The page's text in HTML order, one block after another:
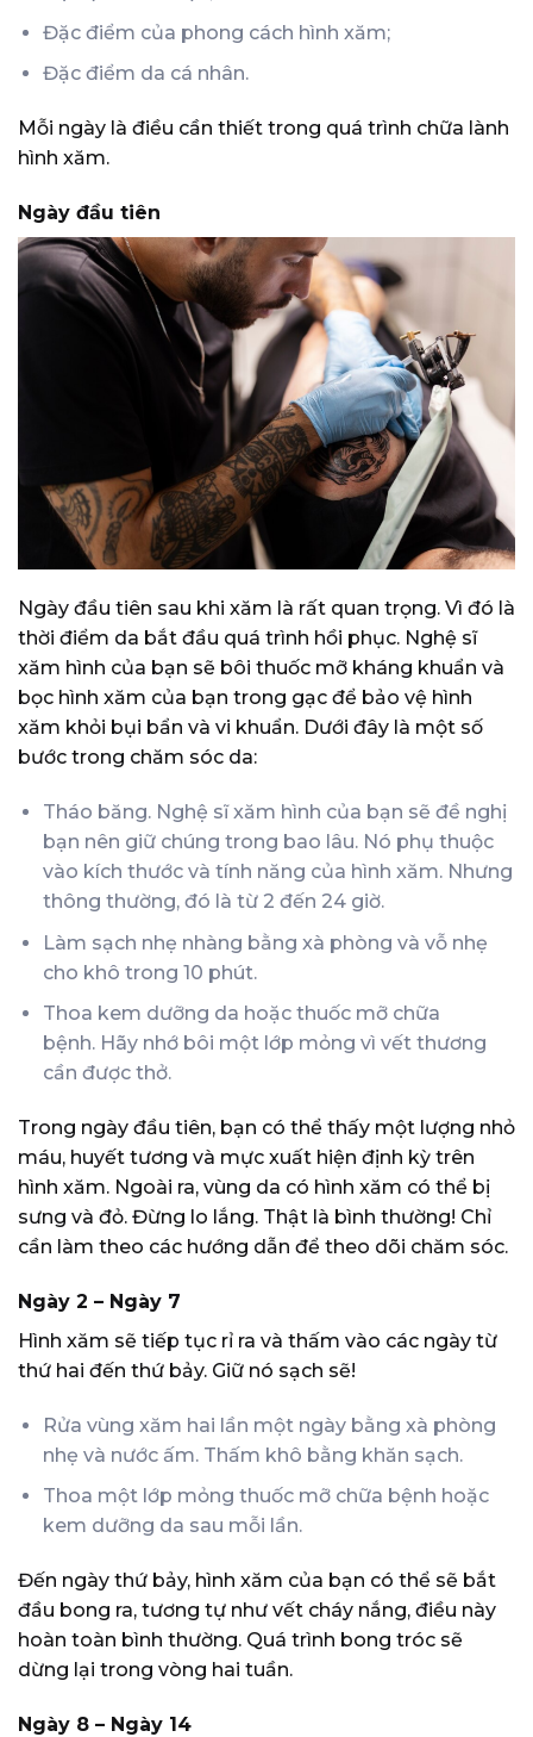
Đặc điểm của phong cách hình xăm;
Đặc điểm da cá nhân.
Mỗi ngày là điều cần thiết trong quá trình chữa lành
hình xăm.
Ngày đầu tiên
Ngày đầu tiên sau khi xăm là rất quan trọng. Vì đó là
thời điểm da bắt đầu quá trình hồi phục. Nghệ sĩ
xăm hình của bạn sẽ bôi thuốc mỡ kháng khuẩn và
bọc hình xăm của bạn trong gạc để bảo vệ hình
xăm khỏi bụi bẩn và vi khuẩn. Dưới đây là một số
bước trong chăm sóc da:
Tháo băng. Nghệ sĩ xăm hình của bạn sẽ đề nghị
bạn nên giữ chúng trong bao lâu. Nó phụ thuộc
vào kích thước và tính năng của hình xăm. Nhưng
thông thường, đó là từ 2 đến 24 giờ.
Làm sạch nhẹ nhàng bằng xà phòng và vỗ nhẹ
cho khô trong 10 phút.
Thoa kem dưỡng da hoặc thuốc mỡ chữa
bệnh. Hãy nhớ bôi một lớp mỏng vì vết thương
cần được thở.
Trong ngày đầu tiên, bạn có thể thấy một lượng nhỏ
máu, huyết tương và mực xuất hiện định kỳ trên
hình xăm. Ngoài ra, vùng da có hình xăm có thể bị
sưng và đỏ. Đừng lo lắng. Thật là bình thường! Chỉ
cần làm theo các hướng dẫn để theo dõi chăm sóc.
Ngày 2 – Ngày 7
Hình xăm sẽ tiếp tục rỉ ra và thấm vào các ngày từ
thứ hai đến thứ bảy. Giữ nó sạch sẽ!
Rửa vùng xăm hai lần một ngày bằng xà phòng
nhẹ và nước ấm. Thấm khô bằng khăn sạch.
Thoa một lớp mỏng thuốc mỡ chữa bệnh hoặc
kem dưỡng da sau mỗi lần.
Đến ngày thứ bảy, hình xăm của bạn có thể sẽ bắt
đầu bong ra, tương tự như vết cháy nắng, điều này
hoàn toàn bình thường. Quá trình bong tróc sẽ
dừng lại trong vòng hai tuần.
Ngày 8 – Ngày 14